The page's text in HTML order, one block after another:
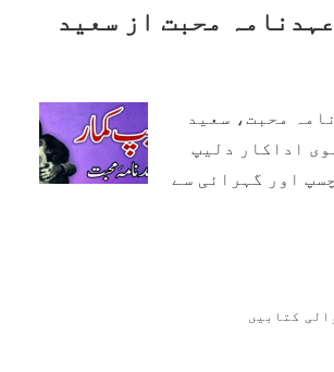
محبت از سعید
محبت، سعید
اداکار دلیپ
اور گہرائی سے
کتابیں